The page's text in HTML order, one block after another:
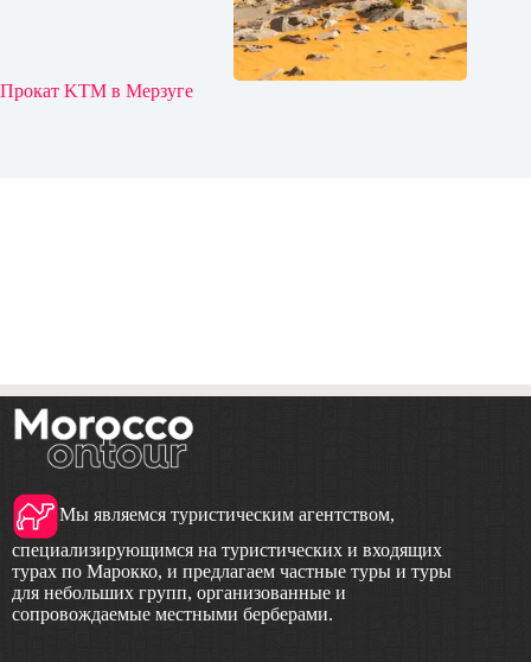
Прокат KTM в Мерзуге
Мы являемся туристическим агентством,
специализирующимся на туристических и входящих
турах по Марокко, и предлагаем частные туры и туры
для небольших групп, организованные и
сопровождаемые местными берберами.